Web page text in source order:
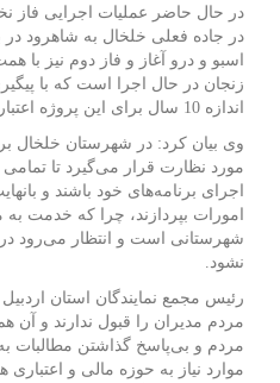
در حال حاضر عملیات اجرایی فاز
در جاده فعلی خلخال به شاهرود
اسبو و درو آغاز و فاز دوم نیز
زنجان در حال اجرا است که با
اندازه 10 سال برای این پروژه اعتبار جذب شده است.
وی بیان کرد: در شهرستان خلخال
مورد نظارت قرار می‌گیرد تا
اجرای برنامه‌های خود باشند و
امورات بپردازند، چرا که خدمت
شهرستانی است و انتظار می‌رود در
نشود.
رئیس مجمع نمایندگان استان
مردم مدیران را قبول ندارند و آن
مردم و بی‌پاسخ گذاشتن مطالبات
موارد نیاز به حوزه مالی و